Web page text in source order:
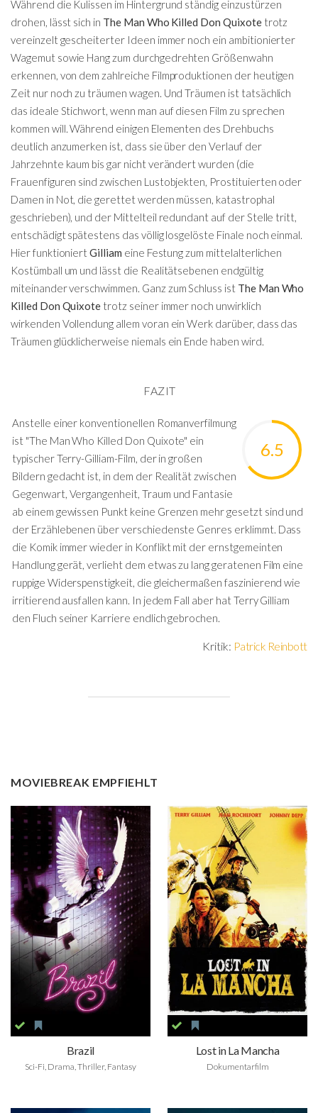
Während die Kulissen im Hintergrund ständig einzustürzen
drohen, lässt sich in The Man Who Killed Don Quixotetrotz
vereinzelt gescheiterter Ideen immer noch ein ambitionierter
Wagemut sowie Hang zum durchgedrehten Größenwahn
erkennen, von dem zahlreiche Filmproduktionen der heutigen
Zeit nur noch zu träumen wagen. Und Träumen ist tatsächlich
das ideale Stichwort, wenn man auf diesen Film zu sprechen
kommen will. Während einigen Elementen des Drehbuchs
deutlich anzumerken ist, dass sie über den Verlauf der
Jahrzehnte kaum bis gar nicht verändert wurden (die
Frauenfiguren sind zwischen Lustobjekten, Prostituierten oder
Damen in Not, die gerettet werden müssen, katastrophal
geschrieben), und der Mittelteil redundant auf der Stelle tritt,
entschädigt spätestens das völlig losgelöste Finale noch einmal.
Hier funktioniertGilliam eine Festung zum mittelalterlichen
Kostümball um und lässt die Realitätsebenen endgültig
miteinander verschwimmen. Ganz zum Schluss ist The Man Who
Killed Don Quixote trotz seiner immer noch unwirklich
wirkenden Vollendung allem voran ein Werk darüber, dass das
Träumen glücklicherweise niemals ein Ende haben wird.
FAZIT
6.5
Anstelle einer konventionellen Romanverfilmung
ist "The Man Who Killed Don Quixote" ein
typischer Terry-Gilliam-Film, der in großen
Bildern gedacht ist, in dem der Realität zwischen
Gegenwart, Vergangenheit, Traum und Fantasie
ab einem gewissen Punkt keine Grenzen mehr gesetzt sind und
der Erzählebenen über verschiedenste Genres erklimmt. Dass
die Komik immer wieder in Konflikt mit der ernstgemeinten
Handlung gerät, verlieht dem etwas zu lang geratenen Film eine
ruppige Widerspenstigkeit, die gleichermaßen faszinierend wie
irritierend ausfallen kann. In jedem Fall aber hat Terry Gilliam
den Fluch seiner Karriere endlich gebrochen.
Kritik: Patrick Reinbott
MOVIEBREAK EMPFIEHLT
Brazil
Sci-Fi, Drama, Thriller, Fantasy
Lost in La Mancha
Dokumentarfilm